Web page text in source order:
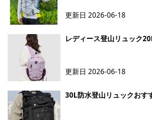
更新日2026-06-18
レディース登山リュック
更新日2026-06-18
30L防水登山リュックおす